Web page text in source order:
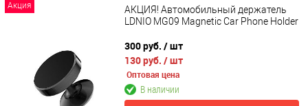
Акция
АКЦИЯ! Автомобильный держатель
LDNIO MG09 Magnetic Car Phone Holder
300 руб. / шт
130 руб. / шт
Оптовая цена
В наличии